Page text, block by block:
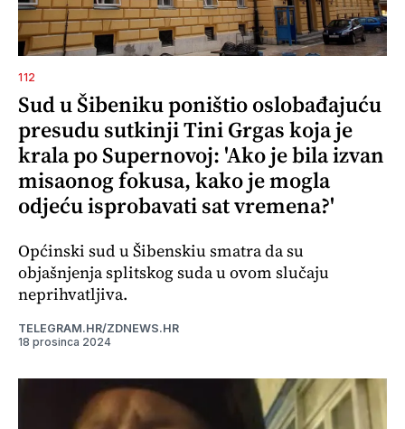
112
Sud u Šibeniku poništio oslobađajuću
presudu sutkinji Tini Grgas koja je
krala po Supernovoj: 'Ako je bila izvan
misaonog fokusa, kako je mogla
odjeću isprobavati sat vremena?'
Općinski sud u Šibenskiu smatra da su
objašnjenja splitskog suda u ovom slučaju
neprihvatljiva.
TELEGRAM.HR/ZDNEWS.HR
18 prosinca 2024